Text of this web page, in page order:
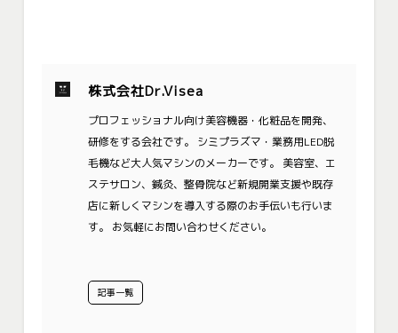
株式会社Dr.Visea
プロフェッショナル向け美容機器・化粧品を開発、
研修をする会社です。 シミプラズマ・業務用LED脱
毛機など大人気マシンのメーカーです。 美容室、エ
ステサロン、鍼灸、整骨院など新規開業支援や既存
店に新しくマシンを導入する際のお手伝いも行いま
す。 お気軽にお問い合わせください。
記事一覧